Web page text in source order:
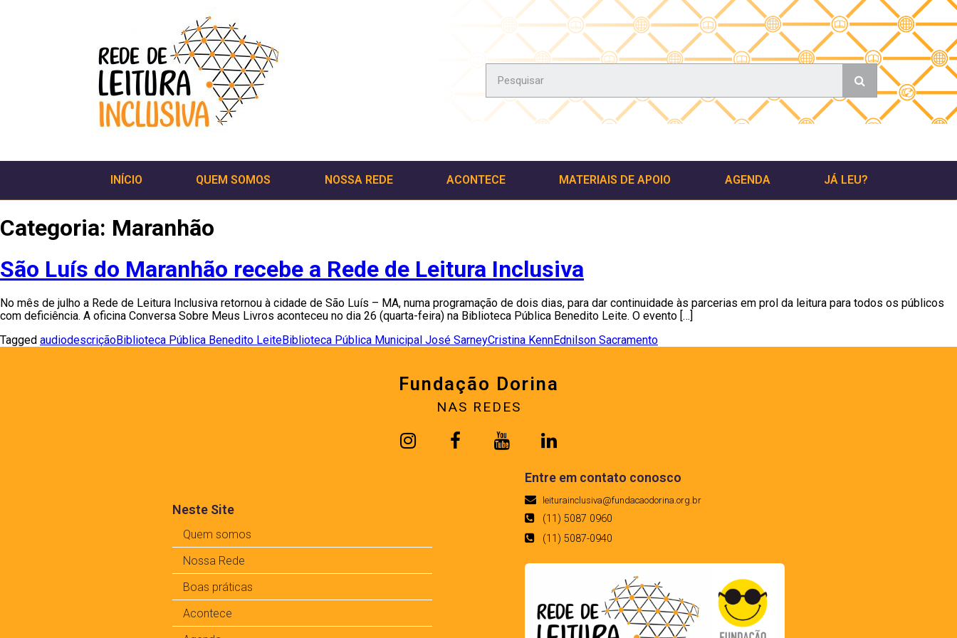
INÍCIO QUEM SOMOS NOSSA REDE ACONTECE MATERIAIS DE APOIO AGENDA JÁ LEU?
Categoria: Maranhão
São Luís do Maranhão recebe a Rede de Leitura Inclusiva
No mês de julho a Rede de Leitura Inclusiva retornou à cidade de São Luís – MA, numa programação de dois dias, para dar continuidade às parcerias em prol da leitura para todos os públicos
com deficiência. A oficina Conversa Sobre Meus Livros aconteceu no dia 26 (quarta-feira) na Biblioteca Pública Benedito Leite. O evento […]
Tagged audiodescriçãoBiblioteca Pública Benedito LeiteBiblioteca Pública Municipal José SarneyCristina KennEdnilson Sacramento
Fundação Dorina
NAS REDES
Neste Site
Quem somos
Nossa Rede
Boas práticas
Acontece
Entre em contato conosco
leiturainclusiva@fundacaodorina.org.br
(11) 5087 0960
(11) 5087-0940